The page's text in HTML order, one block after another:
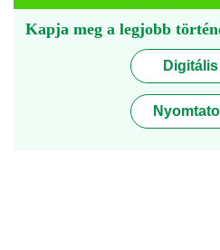
Kapja meg a legjobb